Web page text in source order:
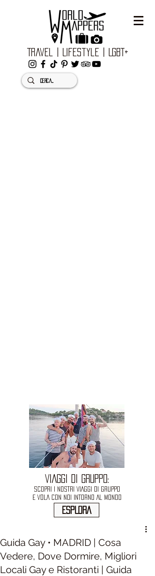
Travel | Lifestyle | LGBT+
VIAGGI DI GRUPPO:
SCOPRI I NOSTRI VIAGGI DI GRUPPO
E VOLA CON NOI INTORNO AL MONDO
ESPLORA
Guida Gay • MADRID | Cosa
Vedere, Dove Dormire, Migliori
Locali Gay e Ristoranti | Guida